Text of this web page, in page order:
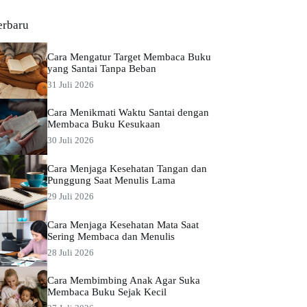
Cara Mengatur Target Membaca Buku
yang Santai Tanpa Beban
31 Juli 2026
Cara Menikmati Waktu Santai dengan
Membaca Buku Kesukaan
30 Juli 2026
Cara Menjaga Kesehatan Tangan dan
Punggung Saat Menulis Lama
29 Juli 2026
Cara Menjaga Kesehatan Mata Saat
Sering Membaca dan Menulis
28 Juli 2026
Cara Membimbing Anak Agar Suka
Membaca Buku Sejak Kecil